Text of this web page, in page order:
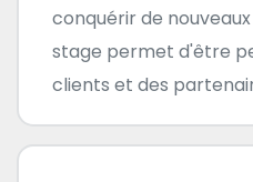
conquérir de
stage permet d'être
clients et des